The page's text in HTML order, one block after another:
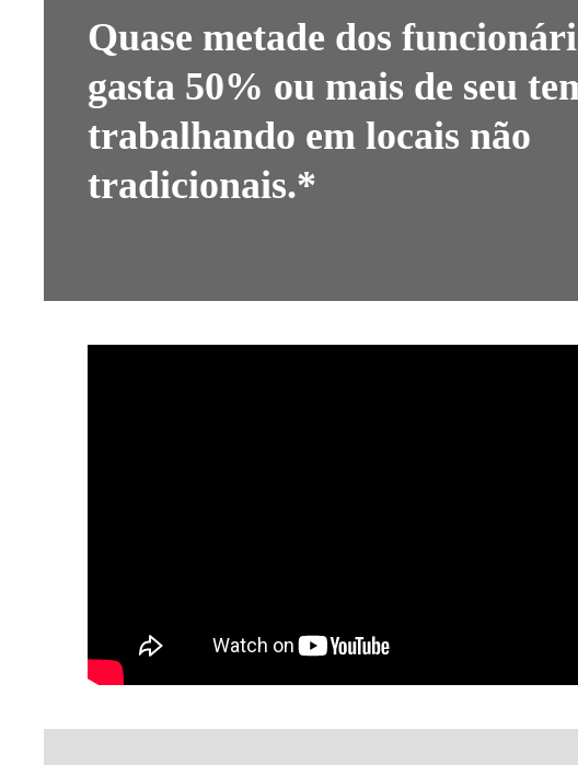
​Quase metade dos
gasta 50% ou mais de seu
trabalhando em locais não
tradicionais.*